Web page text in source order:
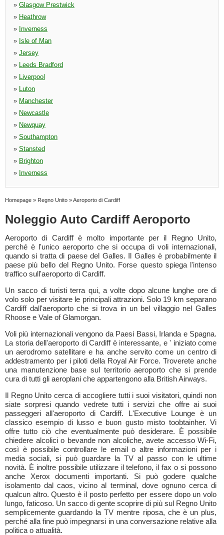
» Glasgow Prestwick
» Heathrow
» Inverness
» Isle of Man
» Jersey
» Leeds Bradford
» Liverpool
» Luton
» Manchester
» Newcastle
» Newquay
» Southampton
» Stansted
» Brighton
» Inverness
Homepage » Regno Unito »Aeroporto di Cardiff
Noleggio Auto Cardiff Aeroporto
Aeroporto di Cardiff è molto importante per il Regno Unito,
perché è l'unico aeroporto che si occupa di voli internazionali,
quando si tratta di paese del Galles. Il Galles è probabilmente il
paese più bello del Regno Unito. Forse questo spiega l'intenso
traffico sull'aeroporto di Cardiff.
Un sacco di turisti terra qui, a volte dopo alcune lunghe ore di
volo solo per visitare le principali attrazioni. Solo 19 km separano
Cardiff dall'aeroporto che si trova in un bel villaggio nel Galles
Rhoose e Vale of Glamorgan.
Voli più internazionali vengono da Paesi Bassi, Irlanda e Spagna.
La storia dell'aeroporto di Cardiff è interessante, e ' iniziato come
un aerodromo satellitare e ha anche servito come un centro di
addestramento per i piloti della Royal Air Force. Troverete anche
una manutenzione base sul territorio aeroporto che si prende
cura di tutti gli aeroplani che appartengono alla British Airways.
Il Regno Unito cerca di accogliere tutti i suoi visitatori, quindi non
siate sorpresi quando vedrete tutti i servizi che offre ai suoi
passeggeri all'aeroporto di Cardiff. L'Executive Lounge è un
classico esempio di lusso e buon gusto misto toobtainher. Vi
offre tutto ciò che eventualmente può desiderare. È possibile
chiedere alcolici o bevande non alcoliche, avete accesso Wi-Fi,
così è possibile controllare le email o altre informazioni per i
media sociali, si può guardare la TV al passo con le ultime
novità. È inoltre possibile utilizzare il telefono, il fax o si possono
anche Xerox documenti importanti. Si può godere qualche
isolamento dal caos, vicino al terminal, dove ognuno cerca di
qualcun altro. Questo è il posto perfetto per essere dopo un volo
lungo, faticoso. Un sacco di gente scoprire di più sul Regno Unito
semplicemente guardando la TV mentre riposa, che è un plus,
perché alla fine può impegnarsi in una conversazione relative alla
politica o attualità.